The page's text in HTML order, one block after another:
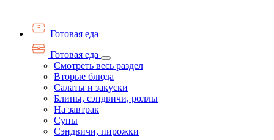
Готовая еда
Готовая еда
Смотреть весь раздел
Вторые блюда
Салаты и закуски
Блины, сэндвичи, роллы
На завтрак
Супы
Сэндвичи, пирожки